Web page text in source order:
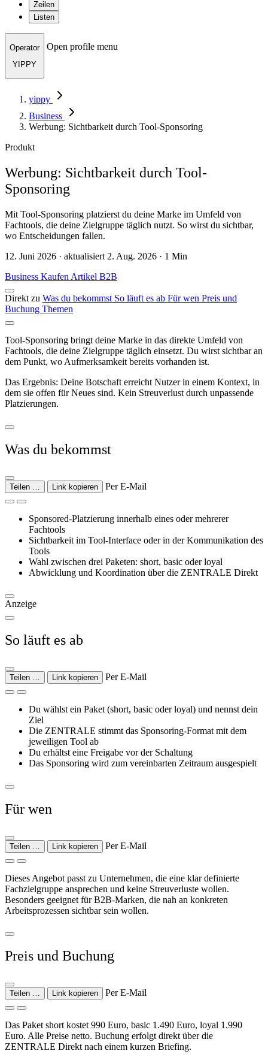
Zeilen
Listen
Operator
YIPPY
Open profile menu
yippy
Business
Werbung: Sichtbarkeit durch Tool-Sponsoring
Produkt
Werbung: Sichtbarkeit durch Tool-
Sponsoring
Mit Tool-Sponsoring platzierst du deine Marke im Umfeld von
Fachtools, die deine Zielgruppe täglich nutzt. So wirst du sichtbar,
wo Entscheidungen fallen.
12. Juni 2026 · aktualisiert 2. Aug. 2026 · 1 Min
Business Kaufen Artikel B2B
Direkt zu Was du bekommst So läuft es ab Für wen Preis und
Buchung Themen
Tool-Sponsoring bringt deine Marke in das direkte Umfeld von
Fachtools, die deine Zielgruppe täglich einsetzt. Du wirst sichtbar an
dem Punkt, wo Aufmerksamkeit bereits vorhanden ist.
Das Ergebnis: Deine Botschaft erreicht Nutzer in einem Kontext, in
dem sie offen für Neues sind. Kein Streuverlust durch unpassende
Platzierungen.
Was du bekommst
Teilen … Link kopieren Per E-Mail
Sponsored-Platzierung innerhalb eines oder mehrerer
Fachtools
Sichtbarkeit im Tool-Interface oder in der Kommunikation des
Tools
Wahl zwischen drei Paketen: short, basic oder loyal
Abwicklung und Koordination über die ZENTRALE Direkt
Anzeige
So läuft es ab
Teilen … Link kopieren Per E-Mail
Du wählst ein Paket (short, basic oder loyal) und nennst dein
Ziel
Die ZENTRALE stimmt das Sponsoring-Format mit dem
jeweiligen Tool ab
Du erhältst eine Freigabe vor der Schaltung
Das Sponsoring wird zum vereinbarten Zeitraum ausgespielt
Für wen
Teilen … Link kopieren Per E-Mail
Dieses Angebot passt zu Unternehmen, die eine klar definierte
Fachzielgruppe ansprechen und keine Streuverluste wollen.
Besonders geeignet für B2B-Marken, die nah an konkreten
Arbeitsprozessen sichtbar sein wollen.
Preis und Buchung
Teilen … Link kopieren Per E-Mail
Das Paket short kostet 990 Euro, basic 1.490 Euro, loyal 1.990
Euro. Alle Preise netto. Buchung erfolgt direkt über die
ZENTRALE Direkt nach einem kurzen Briefing.